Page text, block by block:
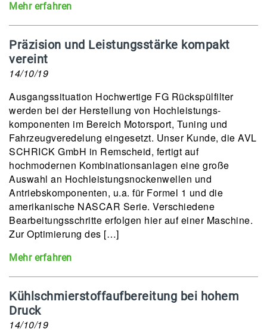
Mehr erfahren
Präzision und Leistungsstärke kompakt
vereint
14/10/19
Ausgangssituation Hochwertige FG Rückspülfilter
werden bei der Herstellung von Hochleistungs-
komponenten im Bereich Motorsport, Tuning und
Fahrzeugveredelung eingesetzt. Unser Kunde, die AVL
SCHRICK GmbH in Remscheid, fertigt auf
hochmodernen Kombinationsanlagen eine große
Auswahl an Hochleistungsnockenwellen und
Antriebskomponenten, u.a. für Formel 1 und die
amerikanische NASCAR Serie. Verschiedene
Bearbeitungsschritte erfolgen hier auf einer Maschine.
Zur Optimierung des […]
Mehr erfahren
Kühlschmierstoffaufbereitung bei hohem
Druck
14/10/19